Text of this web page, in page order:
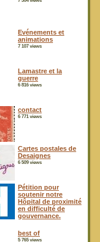
Evénements et
animations
7 107 views
Lamastre et la
guerre
6 816 views
contact
6 771 views
Cartes postales de
Desaignes
6 509 views
Pétition pour
soutenir notre
Hôpital de proximité
en difficulté de
gouvernance.
best of
5 765 views